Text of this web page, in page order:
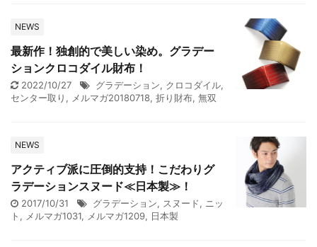
NEWS
最新作！独創的で美しい染め。グラデー
ションクロコダイル財布！
2022/10/27 グラデーション, クロコダイル,
センター取り , メルマガ20180718, 折り財布, 無双
NEWS
アクティブ派に圧倒的支持！こだわりグ
ラデーションスヌード≪日本製≫！
2017/10/31 グラデーション, スヌード, ニッ
ト , メルマガ1031, メルマガ1209, 日本製